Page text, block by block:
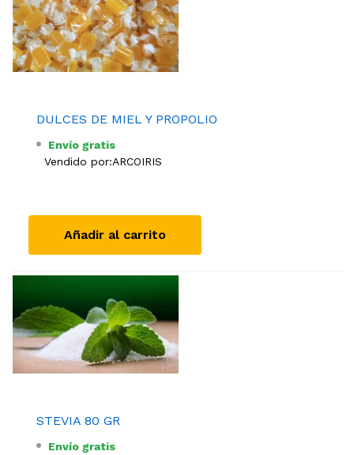
DULCES DE MIEL Y PROPOLIO
Envío gratis
Vendido por:ARCOIRIS
Añadir al carrito
STEVIA 80 GR
Envío gratis